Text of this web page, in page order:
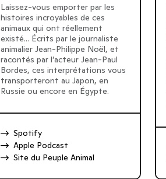
Laissez-vous emporter par les
histoires incroyables de ces
animaux qui ont réellement
existé... Écrits par le journaliste
animalier Jean-Philippe Noël, et
racontés par l’acteur Jean-Paul
Bordes, ces interprétations vous
transporteront au Japon, en
Russie ou encore en Égypte.
Spotify
Apple Podcast
Site du Peuple Animal